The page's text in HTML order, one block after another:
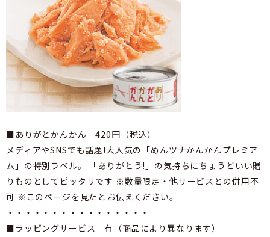
■ありがとかんかん 420円（税込）
メディアやSNSでも話題!大人気の「めんツナかんかんプレミア
ム」の特別ラベル。 「ありがとう!」の気持ちにちょうどいい贈
りものとしてピッタリです ※数量限定・他サービスとの併用不
可 ※このページを見たとお伝えください。
・・・・・・・・・・・・・・・・
■ラッピングサービス 有（商品により異なります）